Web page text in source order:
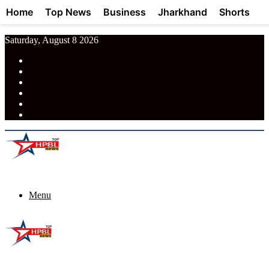
Saturday, August 8 2026
Menu
Home Top News Business Jharkhand Shorts